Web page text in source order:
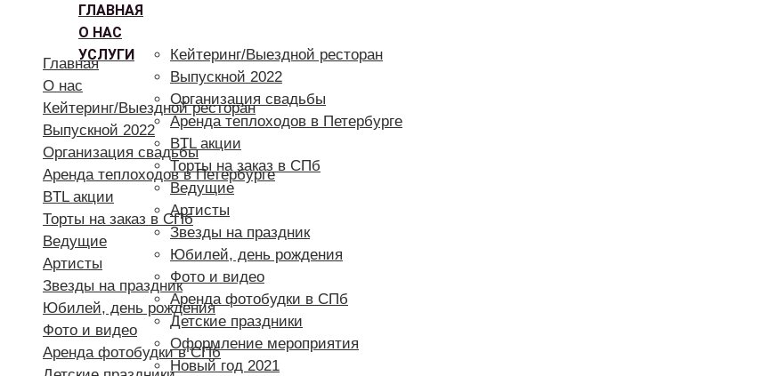
ГЛАВНАЯ
О НАС
УСЛУГИ
Кейтеринг/Выездной ресторан
Выпускной 2022
Организация свадьбы
Аренда теплоходов в Петербурге
BTL акции
Торты на заказ в СПб
Ведущие
Артисты
Звезды на праздник
Юбилей, день рождения
Фото и видео
Аренда фотобудки в СПб
Детские праздники
Оформление мероприятия
Новый год 2021
Главная
О нас
Кейтеринг/Выездной ресторан
Выпускной 2022
Организация свадьбы
Аренда теплоходов в Петербурге
BTL акции
Торты на заказ в СПб
Ведущие
Артисты
Звезды на праздник
Юбилей, день рождения
Фото и видео
Аренда фотобудки в СПб